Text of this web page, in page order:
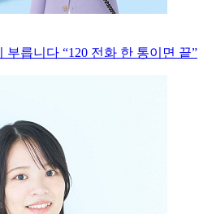
부릅니다 “120 전화 한 통이면 끝”